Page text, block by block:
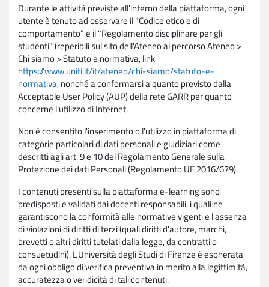
Durante le attività previste all'interno della piattaforma, ogni
utente è tenuto ad osservare il "Codice etico e di
comportamento" e il "Regolamento disciplinare per gli
studenti" (reperibili sul sito dell'Ateneo al percorso Ateneo >
Chi siamo > Statuto e normativa, link
https://www.unifi.it/it/ateneo/chi-siamo/statuto-e-
normativa, nonché a conformarsi a quanto previsto dalla
Acceptable User Policy (AUP) della rete GARR per quanto
concerne l'utilizzo di Internet.
Non è consentito l'inserimento o l'utilizzo in piattaforma di
categorie particolari di dati personali e giudiziari come
descritti agli art. 9 e 10 del Regolamento Generale sulla
Protezione dei dati Personali (Regolamento UE 2016/679).
I contenuti presenti sulla piattaforma e-learning sono
predisposti e validati dai docenti responsabili, i quali ne
garantiscono la conformità alle normative vigenti e l'assenza
di violazioni di diritti di terzi (quali diritti d'autore, marchi,
brevetti o altri diritti tutelati dalla legge, da contratti o
consuetudini). L'Università degli Studi di Firenze è esonerata
da ogni obbligo di verifica preventiva in merito alla legittimità,
accuratezza o veridicità di tali contenuti.